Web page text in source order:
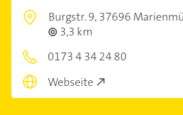
Burgstr. 9,37696
3,3 km
0173 4 34 24 80
Webseite